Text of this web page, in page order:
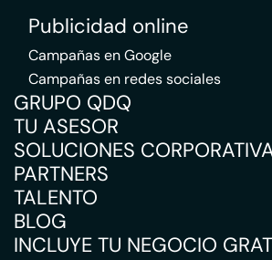
Publicidad online
Campañas en Google
Campañas en redes sociales
GRUPO QDQ
TU ASESOR
SOLUCIONES
PARTNERS
TALENTO
BLOG
INCLUYE TU NEGOCIO